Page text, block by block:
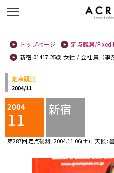
トップページ
定点観測/Fixed
新宿 01417 25歳 女性 / 会社員（事
定点観測
2004/11
2004
11 新宿
第287回 定点観測 | 2004.11.06(土) | 天候 :